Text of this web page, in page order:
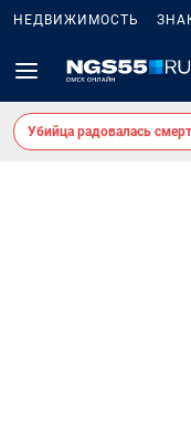
НЕДВИЖИМОСТЬ
Убийца радовалась